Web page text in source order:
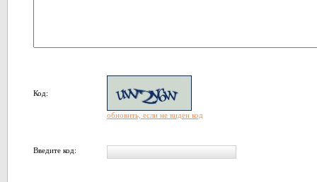
Код:
обновить, если не виден код
Введите код: